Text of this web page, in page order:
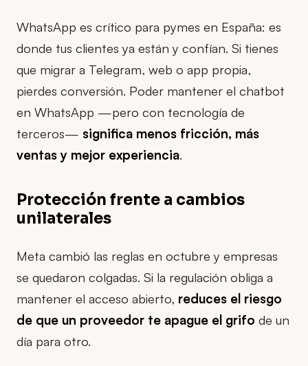
WhatsApp es crítico para pymes en España: es
donde tus clientes ya están y confían. Si tienes
que migrar a Telegram, web o app propia,
pierdes conversión. Poder mantener el chatbot
en WhatsApp —pero con tecnología de
terceros— significa menos fricción, más
ventas y mejor experiencia.
Protección frente a cambios
unilaterales
Meta cambió las reglas en octubre y empresas
se quedaron colgadas. Si la regulación obliga a
mantener el acceso abierto, reduces el riesgo
de que un proveedor te apague el grifo de un
día para otro.